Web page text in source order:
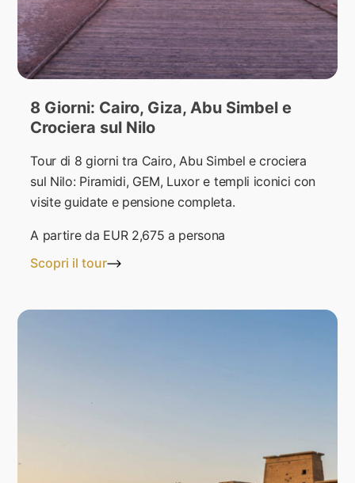
8 Giorni: Cairo, Giza, Abu Simbel e
Crociera sul Nilo
Tour di 8 giorni tra Cairo, Abu Simbel e crociera
sul Nilo: Piramidi, GEM, Luxor e templi iconici con
visite guidate e pensione completa.
A partire da EUR 2,675 a persona
Scopri il tour